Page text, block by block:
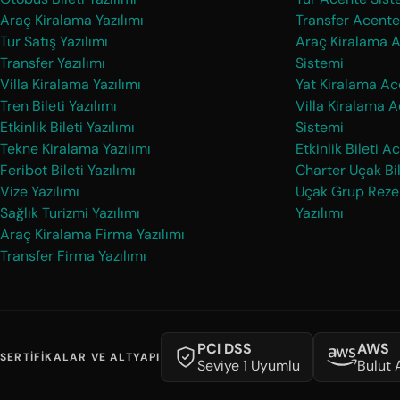
Araç Kiralama Yazılımı
Tur Satış Yazılımı
Transfer Yazılımı
Villa Kiralama Yazılımı
Tren Bileti Yazılımı
Etkinlik Bileti Yazılımı
Tekne Kiralama Yazılımı
Feribot Bileti Yazılımı
Vize Yazılımı
Sağlık Turizmi Yazılımı
Araç Kiralama Firma Yazılımı
Transfer Firma Yazılımı
Transfer
Araç Kiralama
Sistemi
Yat Kiralama
Villa Kiralama
Sistemi
Etkinlik Bileti
Charter Uçak
Uçak Grup
Yazılımı
SERTIFIKALAR VE ALTYAPI
PCI DSS
Seviye 1 Uyumlu
AWS
Bulut